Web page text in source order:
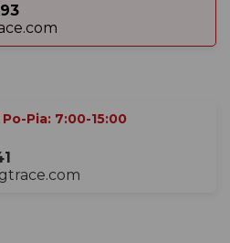
Pia: 7:00-15:00